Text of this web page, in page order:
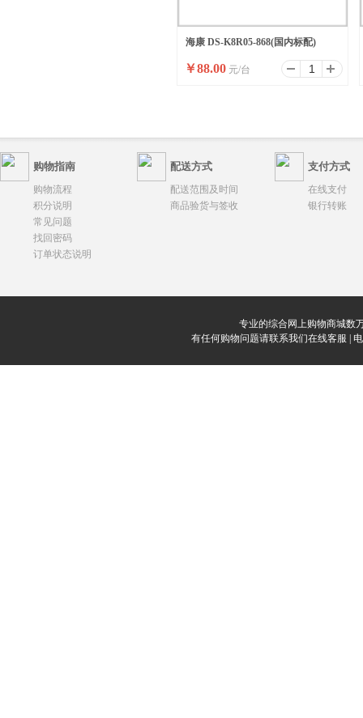
海康 DS-K8R05-868(国内标配)
￥88.00 元/台
购物指南 配送方式 支付方式
购物流程
积分说明
常见问题
找回密码
订单状态说明
配送范围及时间
商品验货与签收
在线支付
银行转账
专业的综合网上购物商城数
有任何购物问题请联系我们在线客服 | 电